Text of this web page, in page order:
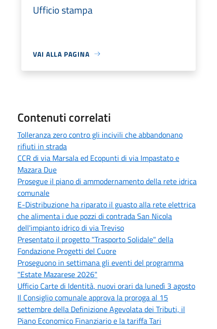
Ufficio stampa
VAI ALLA PAGINA
Contenuti correlati
Tolleranza zero contro gli incivili che abbandonano
rifiuti in strada
CCR di via Marsala ed Ecopunti di via Impastato e
Mazara Due
Prosegue il piano di ammodernamento della rete idrica
comunale
E-Distribuzione ha riparato il guasto alla rete elettrica
che alimenta i due pozzi di contrada San Nicola
dell'impianto idrico di via Treviso
Presentato il progetto "Trasporto Solidale" della
Fondazione Progetti del Cuore
Proseguono in settimana gli eventi del programma
"Estate Mazarese 2026"
Ufficio Carte di Identità, nuovi orari da lunedì 3 agosto
Il Consiglio comunale approva la proroga al 15
settembre della Definizione Agevolata dei Tributi, il
Piano Economico Finanziario e la tariffa Tari